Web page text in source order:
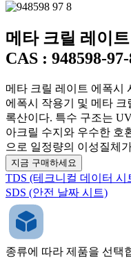
메타 크릴 레이
CAS : 948598-
메타 크릴 레이트 에폭시
에폭시 작용기 및 메타
록산이다. 특수 구조는
아크릴 수지와 우수한 호
으로 일정량의 이성질체
지금 구매하세요
TDS (테크니컬 데이터 시
SDS (안전 날짜 시트)
종류에 따라 제품을 선택